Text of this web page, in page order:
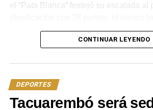
el “Pata Blanca” festejó su escalada al
el certamen.
trascendencia para las aspiraciones
Colonia, conducido técnicamente por el
Ignacio Ayaso, la oportunidad concreta
CONTINUAR LEYENDO
DEPORTES
Tacuarembó será